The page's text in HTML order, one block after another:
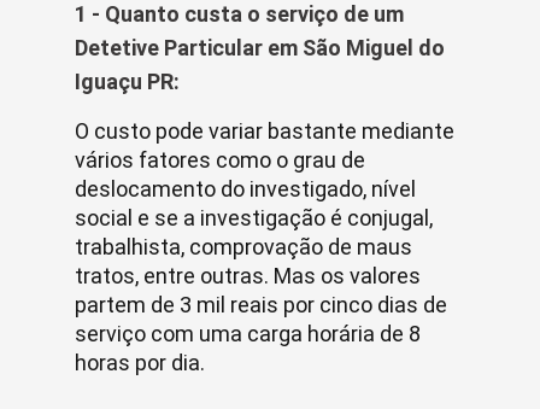
1 - Quanto custa o serviço de um
Detetive Particular em São Miguel do
Iguaçu PR:
O custo pode variar bastante mediante
vários fatores como o grau de
deslocamento do investigado, nível
social e se a investigação é conjugal,
trabalhista, comprovação de maus
tratos, entre outras. Mas os valores
partem de 3 mil reais por cinco dias de
serviço com uma carga horária de 8
horas por dia.